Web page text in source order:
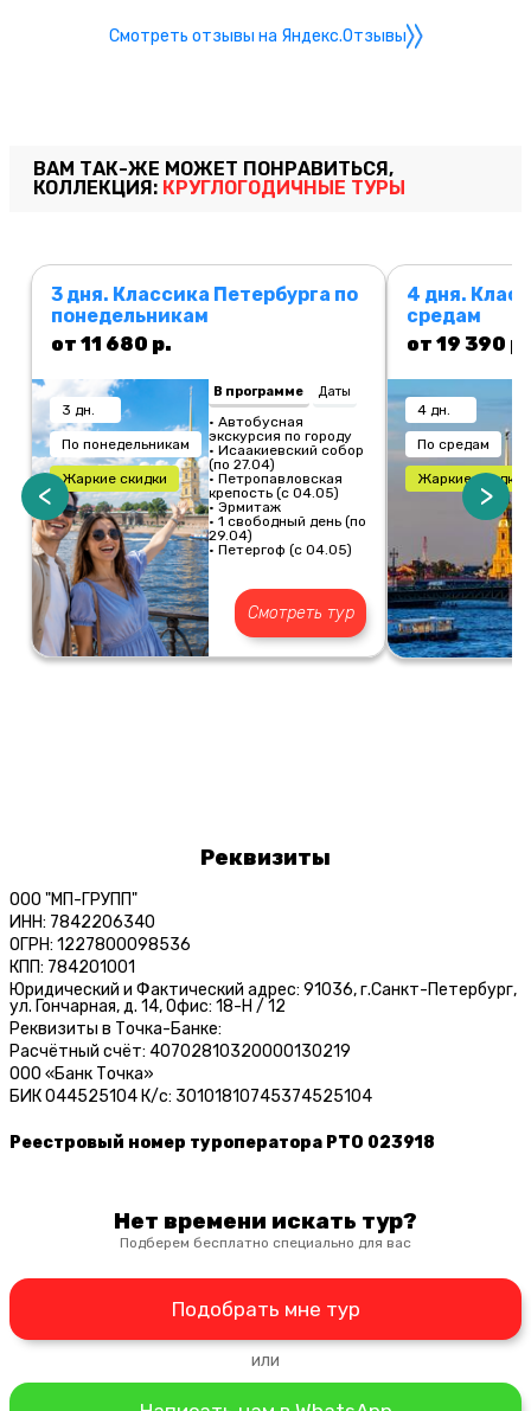
Смотреть отзывы на Яндекс.Отзывы
ВАМ ТАК-ЖЕ МОЖЕТ ПОНРАВИТЬСЯ,
КОЛЛЕКЦИЯ: КРУГЛОГОДИЧНЫЕ ТУРЫ
<
3 дня. Классика Петербурга по
понедельникам
от 11 680 р.
3 дн.
По понедельникам
Жаркие скидки
В программе Даты
• Автобусная
экскурсия по городу
• Исаакиевский собор
(по 27.04)
• Петропавловская
крепость (с 04.05)
• Эрмитаж
• 1 свободный день (по
29.04)
• Петергоф (с 04.05)
Смотреть тур
4 дня.
средам
от 19 390 р.
4 дн.
По средам
Жаркие скидки
>
Реквизиты
ООО "МП-ГРУПП"
ИНН: 7842206340
ОГРН: 1227800098536
КПП: 784201001
Юридический и Фактический адрес: 91036, г.Санкт-Петербург,
ул. Гончарная, д. 14, Офис: 18-Н / 12
Реквизиты в Точка-Банке:
Расчётный счёт: 40702810320000130219
ООО «Банк Точка»
БИК 044525104 К/c: 30101810745374525104
Реестровый номер туроператора РТО 023918
Нет времени искать тур?
Подберем бесплатно специально для вас
Подобрать мне тур
или